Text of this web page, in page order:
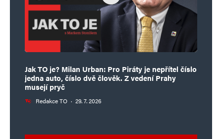
Jak TO je? Milan Urban: Pro Piráty je nepřítel číslo
jedna auto, číslo dvě člověk. Z vedení Prahy
musejí pryč
Redakce TO · 29. 7. 2026